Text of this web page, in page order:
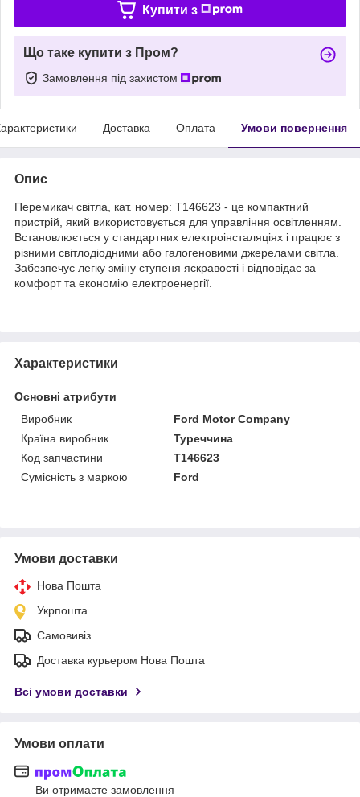
Купити з
Що таке купити з Пром?
Замовлення під захистом
Доставка Оплата Умови повернення
Опис
Перемикач світла, кат. номер: T146623 - це компактний
пристрій, який використовується для управління освітленням.
Встановлюється у стандартних електроінсталяціях і працює з
різними світлодіодними або галогеновими джерелами світла.
Забезпечує легку зміну ступеня яскравості і відповідає за
комфорт та економію електроенергії.
Характеристики
Основні атрибути
Виробник
Ford Motor Company
Країна виробник
Туреччина
Код запчастини
T146623
Сумісність з маркою
Ford
Умови доставки
Нова Пошта
Укрпошта
Самовивіз
Доставка курьером Нова Пошта
Всі умови доставки
Умови оплати
Ви отримаєте замовлення